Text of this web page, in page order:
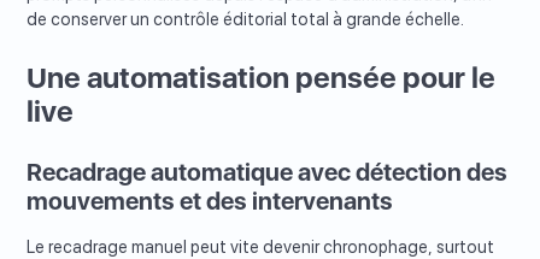
de conserver un contrôle éditorial total à grande échelle.
Une automatisation pensée pour le
live
Recadrage automatique avec détection des
mouvements et des intervenants
Le recadrage manuel peut vite devenir chronophage, surtout